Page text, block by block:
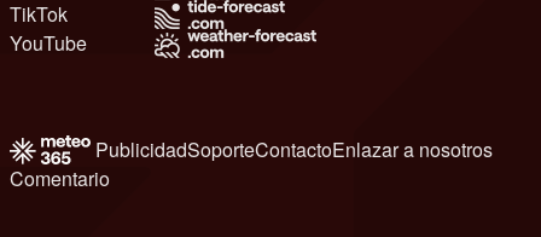
TikTok
YouTube
PublicidadSoporteContactoEnlazar a nosotros
Comentario